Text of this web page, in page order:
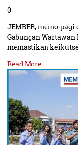
0
JEMBER, memo-
Gabungan Wartawan
memastikan
Read More